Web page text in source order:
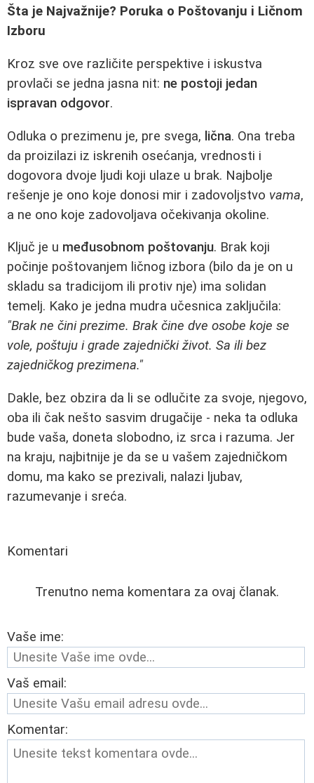
Šta je Najvažnije? Poruka o Poštovanju i Ličnom
Izboru
Kroz sve ove različite perspektive i iskustva
provlači se jedna jasna nit: ne postoji jedan
ispravan odgovor.
Odluka o prezimenu je, pre svega, lična. Ona treba
da proizilazi iz iskrenih osećanja, vrednosti i
dogovora dvoje ljudi koji ulaze u brak. Najbolje
rešenje je ono koje donosi mir i zadovoljstvo vama,
a ne ono koje zadovoljava očekivanja okoline.
Ključ je u međusobnom poštovanju. Brak koji
počinje poštovanjem ličnog izbora (bilo da je on u
skladu sa tradicijom ili protiv nje) ima solidan
temelj. Kako je jedna mudra učesnica zaključila:
"Brak ne čini prezime. Brak čine dve osobe koje se
vole, poštuju i grade zajednički život. Sa ili bez
zajedničkog prezimena."
Dakle, bez obzira da li se odlučite za svoje, njegovo,
oba ili čak nešto sasvim drugačije - neka ta odluka
bude vaša, doneta slobodno, iz srca i razuma. Jer
na kraju, najbitnije je da se u vašem zajedničkom
domu, ma kako se prezivali, nalazi ljubav,
razumevanje i sreća.
Komentari
Trenutno nema komentara za ovaj članak.
Vaše ime:
Vaš email:
Komentar: